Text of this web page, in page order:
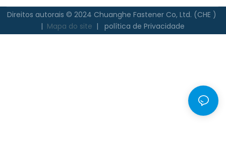
Direitos autorais © 2024 Chuanghe Fastener Co, Ltd. (CHE )
| Mapa do site | política de Privacidade